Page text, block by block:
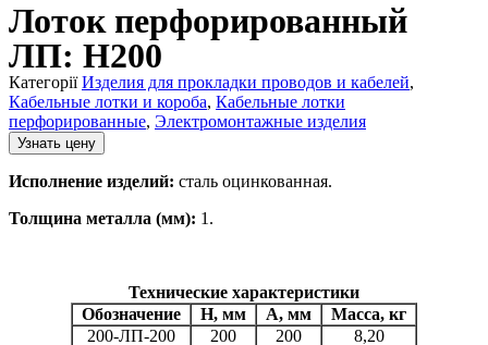
Лоток перфорированный
ЛП: H200
Категорії Изделия для прокладки проводов и кабелей,
Кабельные лотки и короба, Кабельные лотки
перфорированные, Электромонтажные изделия
Узнать цену
Исполнение изделий: сталь оцинкованная.
Толщина металла (мм): 1.
Технические характеристики
Обозначение
Н, мм А, мм
Масса, кг
200-ЛП-200
200 200
8,20